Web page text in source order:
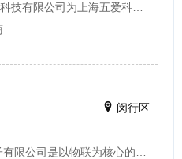
能化与节能两大块业务分离，上海浩臣机电科技有限公司承继五爱科技所有智能化业务、人员、业绩、售后服务、工程设备等。公司分...
闵行区
一批享有盛誉的专家和高级科研人才，陆续推出了智慧社区综合管理平台、智慧文博安防集成管理平台、智能安防物联管理平台、智慧...